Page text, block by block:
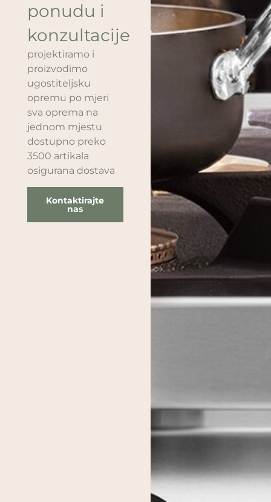
ponudu i
konzultacije
projektiramo i
proizvodimo
ugostiteljsku
opremu po mjeri
sva oprema na
jednom mjestu
dostupno preko
3500 artikala
osigurana dostava
Kontaktirajte
nas